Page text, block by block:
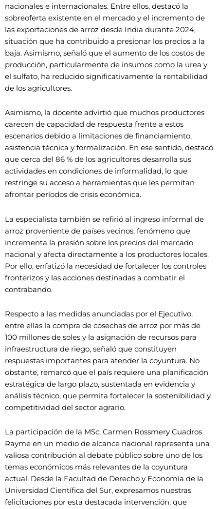
nacionales e internacionales. Entre ellos, destacó la
sobreoferta existente en el mercado y el incremento de
las exportaciones de arroz desde India durante 2024,
situación que ha contribuido a presionar los precios a la
baja. Asimismo, señaló que el aumento de los costos de
producción, particularmente de insumos como la urea y
el sulfato, ha reducido significativamente la rentabilidad
de los agricultores.
Asimismo, la docente advirtió que muchos productores
carecen de capacidad de respuesta frente a estos
escenarios debido a limitaciones de financiamiento,
asistencia técnica y formalización. En ese sentido, destacó
que cerca del 86 % de los agricultores desarrolla sus
actividades en condiciones de informalidad, lo que
restringe su acceso a herramientas que les permitan
afrontar períodos de crisis económica.
La especialista también se refirió al ingreso informal de
arroz proveniente de países vecinos, fenómeno que
incrementa la presión sobre los precios del mercado
nacional y afecta directamente a los productores locales.
Por ello, enfatizó la necesidad de fortalecer los controles
fronterizos y las acciones destinadas a combatir el
contrabando.
Respecto a las medidas anunciadas por el Ejecutivo,
entre ellas la compra de cosechas de arroz por más de
100 millones de soles y la asignación de recursos para
infraestructura de riego, señaló que constituyen
respuestas importantes para atender la coyuntura. No
obstante, remarcó que el país requiere una planificación
estratégica de largo plazo, sustentada en evidencia y
análisis técnico, que permita fortalecer la sostenibilidad y
competitividad del sector agrario.
La participación de la MSc. Carmen Rossmery Cuadros
Rayme en un medio de alcance nacional representa una
valiosa contribución al debate público sobre uno de los
temas económicos más relevantes de la coyuntura
actual. Desde la Facultad de Derecho y Economía de la
Universidad Científica del Sur, expresamos nuestras
felicitaciones por esta destacada intervención, que